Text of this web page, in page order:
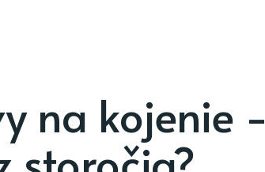
na kojenie -